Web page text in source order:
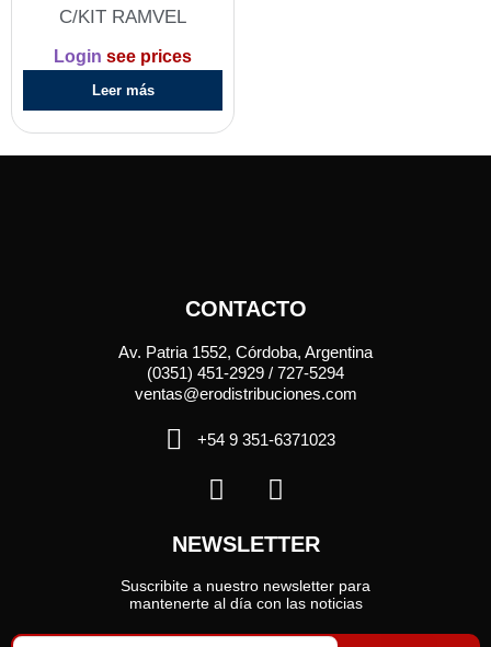
C/KIT RAMVEL
Login see prices
Leer más
CONTACTO
Av. Patria 1552, Córdoba, Argentina
(0351) 451-2929 / 727-5294
ventas@erodistribuciones.com
+54 9 351-6371023
NEWSLETTER
Suscribite a nuestro newsletter para
mantenerte al día con las noticias